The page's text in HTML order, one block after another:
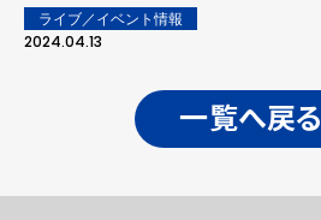
ライブ／イベント情報
2024.04.13
一覧へ戻る